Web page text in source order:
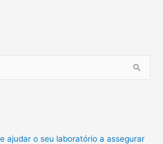
ajudar o seu laboratório a assegurar